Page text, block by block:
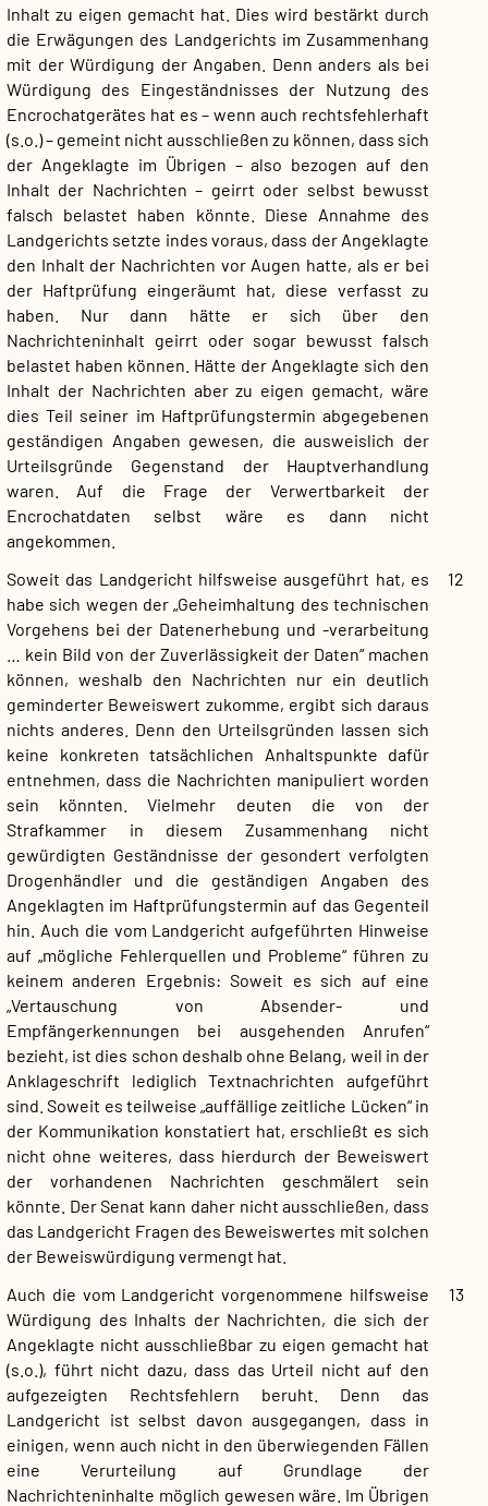
Inhalt zu eigen gemacht hat. Dies wird bestärkt durch
die Erwägungen des Landgerichts im Zusammenhang
mit der Würdigung der Angaben. Denn anders als bei
Würdigung des Eingeständnisses der Nutzung des
Encrochatgerätes hat es – wenn auch rechtsfehlerhaft
(s.o.) – gemeint nicht ausschließen zu können, dass sich
der Angeklagte im Übrigen – also bezogen auf den
Inhalt der Nachrichten – geirrt oder selbst bewusst
falsch belastet haben könnte. Diese Annahme des
Landgerichts setzte indes voraus, dass der Angeklagte
den Inhalt der Nachrichten vor Augen hatte, als er bei
der Haftprüfung eingeräumt hat, diese verfasst zu
haben. Nur dann hätte er sich über den
Nachrichteninhalt geirrt oder sogar bewusst falsch
belastet haben können. Hätte der Angeklagte sich den
Inhalt der Nachrichten aber zu eigen gemacht, wäre
dies Teil seiner im Haftprüfungstermin abgegebenen
geständigen Angaben gewesen, die ausweislich der
Urteilsgründe Gegenstand der Hauptverhandlung
waren. Auf die Frage der Verwertbarkeit der
Encrochatdaten selbst wäre es dann nicht
angekommen.
12
Soweit das Landgericht hilfsweise ausgeführt hat, es
habe sich wegen der „Geheimhaltung des technischen
Vorgehens bei der Datenerhebung und -verarbeitung
… kein Bild von der Zuverlässigkeit der Daten“ machen
können, weshalb den Nachrichten nur ein deutlich
geminderter Beweiswert zukomme, ergibt sich daraus
nichts anderes. Denn den Urteilsgründen lassen sich
keine konkreten tatsächlichen Anhaltspunkte dafür
entnehmen, dass die Nachrichten manipuliert worden
sein könnten. Vielmehr deuten die von der
Strafkammer in diesem Zusammenhang nicht
gewürdigten Geständnisse der gesondert verfolgten
Drogenhändler und die geständigen Angaben des
Angeklagten im Haftprüfungstermin auf das Gegenteil
hin. Auch die vom Landgericht aufgeführten Hinweise
auf „mögliche Fehlerquellen und Probleme“ führen zu
keinem anderen Ergebnis: Soweit es sich auf eine
„Vertauschung von Absender- und
Empfängerkennungen bei ausgehenden Anrufen“
bezieht, ist dies schon deshalb ohne Belang, weil in der
Anklageschrift lediglich Textnachrichten aufgeführt
sind. Soweit es teilweise „auffällige zeitliche Lücken“ in
der Kommunikation konstatiert hat, erschließt es sich
nicht ohne weiteres, dass hierdurch der Beweiswert
der vorhandenen Nachrichten geschmälert sein
könnte. Der Senat kann daher nicht ausschließen, dass
das Landgericht Fragen des Beweiswertes mit solchen
der Beweiswürdigung vermengt hat.
13
Auch die vom Landgericht vorgenommene hilfsweise
Würdigung des Inhalts der Nachrichten, die sich der
Angeklagte nicht ausschließbar zu eigen gemacht hat
(s.o.), führt nicht dazu, dass das Urteil nicht auf den
aufgezeigten Rechtsfehlern beruht. Denn das
Landgericht ist selbst davon ausgegangen, dass in
einigen, wenn auch nicht in den überwiegenden Fällen
eine Verurteilung auf Grundlage der
Nachrichteninhalte möglich gewesen wäre. Im Übrigen